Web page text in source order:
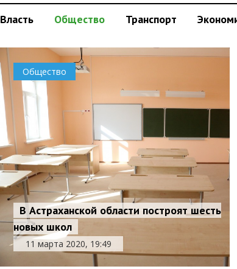
Власть Общество Транспорт
Общество
В Астраханской области построят шесть
новых школ
11 марта 2020, 19:49